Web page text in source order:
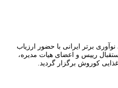
برتر ایرانی با حضور ارزیاب
رییس و اعضای هیات مدیره،
کوروش برگزار گردید.